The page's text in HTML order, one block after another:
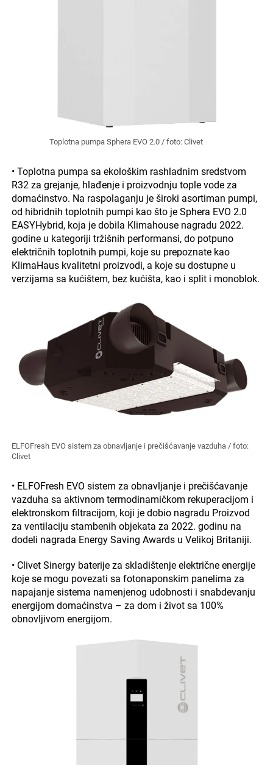
Toplotna pumpa Sphera EVO 2.0 / foto: Clivet
• Toplotna pumpa sa ekološkim rashladnim sredstvom
R32 za grejanje, hlađenje i proizvodnju tople vode za
domaćinstvo. Na raspolaganju je široki asortiman pumpi,
od hibridnih toplotnih pumpi kao što je Sphera EVO 2.0
EASYHybrid, koja je dobila Klimahouse nagradu 2022.
godine u kategoriji tržišnih performansi, do potpuno
električnih toplotnih pumpi, koje su prepoznate kao
KlimaHaus kvalitetni proizvodi, a koje su dostupne u
verzijama sa kućištem, bez kućišta, kao i split i monoblok.
ELFOFresh EVO sistem za obnavljanje i prečišćavanje vazduha / foto:
Clivet
• ELFOFresh EVO sistem za obnavljanje i prečišćavanje
vazduha sa aktivnom termodinamičkom rekuperacijom i
elektronskom filtracijom, koji je dobio nagradu Proizvod
za ventilaciju stambenih objekata za 2022. godinu na
dodeli nagrada Energy Saving Awards u Velikoj Britaniji.
• Clivet Sinergy baterije za skladištenje električne energije
koje se mogu povezati sa fotonaponskim panelima za
napajanje sistema namenjenog udobnosti i snabdevanju
energijom domaćinstva – za dom i život sa 100%
obnovljivom energijom.